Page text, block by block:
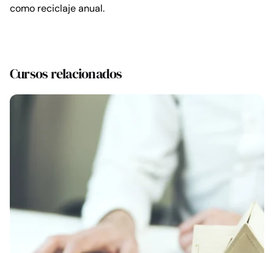
como reciclaje anual.
Cursos relacionados